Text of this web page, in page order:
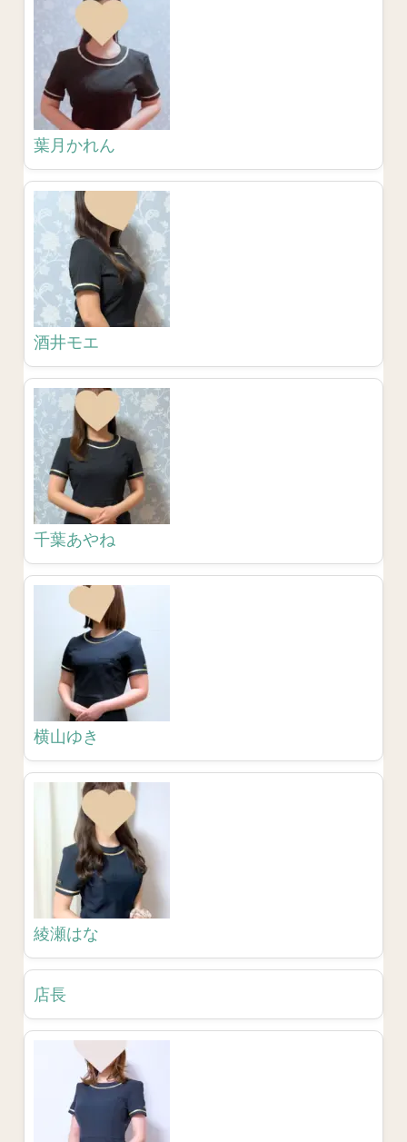
葉月かれん
酒井モエ
千葉あやね
横山ゆき
綾瀬はな
店長